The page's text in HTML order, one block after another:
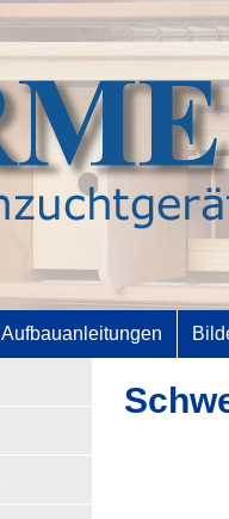
Aufbauanleitungen